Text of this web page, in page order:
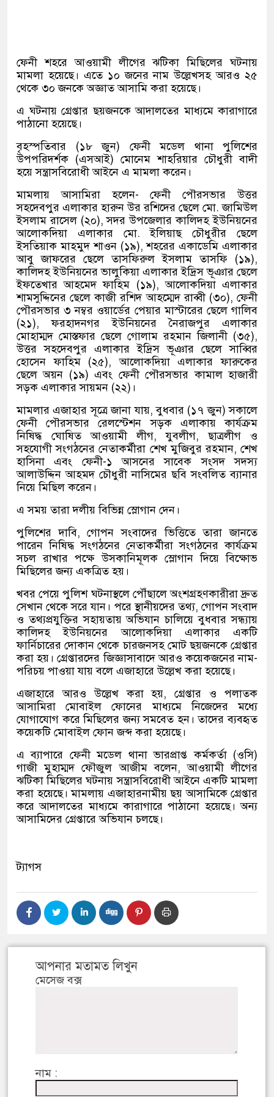
ফেনী শহরে আওয়ামী লীগের ঝটিকা মিছিলের ঘটনায়
মামলা হয়েছে। এতে ১০ জনের নাম উল্লেখসহ আরও ২৫
থেকে ৩০ জনকে অজ্ঞাত আসামি করা হয়েছে।
এ ঘটনায় গ্রেপ্তার ছয়জনকে আদালতের মাধ্যমে কারাগারে
পাঠানো হয়েছে।
বৃহস্পতিবার (১৮ জুন) ফেনী মডেল থানা পুলিশের
উপপরিদর্শক (এসআই) মোনেম শাহরিয়ার চৌধুরী বাদী
হয়ে সন্ত্রাসবিরোধী আইনে এ মামলা করেন।
মামলায় আসামিরা হলেন- ফেনী পৌরসভার উত্তর
সহদেবপুর এলাকার হারুন উর রশিদের ছেলে মো. জামিউল
ইসলাম রাসেল (২০), সদর উপজেলার কালিদহ ইউনিয়নের
আলোকদিয়া এলাকার মো. ইলিয়াছ চৌধুরীর ছেলে
ইসতিয়াক মাহমুদ শাওন (১৯), শহরের একাডেমি এলাকার
আবু জাফরের ছেলে তাসফিরুল ইসলাম তাসফি (১৯),
কালিদহ ইউনিয়নের ভালুকিয়া এলাকার ইদ্রিস ভূঞার ছেলে
ইফতেখার আহমেদ ফাহিম (১৯), আলোকদিয়া এলাকার
শামসুদ্দিনের ছেলে কাজী রশিদ আহম্মেদ রাব্বী (৩০), ফেনী
পৌরসভার ৩ নম্বর ওয়ার্ডের পেয়ার মাস্টারের ছেলে গালিব
(২১), ফরহাদনগর ইউনিয়নের নৈরাজপুর এলাকার
মোহাম্মদ মোস্তফার ছেলে গোলাম রহমান জিলানী (৩৫),
উত্তর সহদেবপুর এলাকার ইদ্রিস ভূঞার ছেলে সাব্বির
হোসেন ফাহিম (২৫), আলোকদিয়া এলাকার ফারুকের
ছেলে অয়ন (১৯) এবং ফেনী পৌরসভার কামাল হাজারী
সড়ক এলাকার সায়মন (২২)।
মামলার এজাহার সূত্রে জানা যায়, বুধবার (১৭ জুন) সকালে
ফেনী পৌরসভার রেলস্টেশন সড়ক এলাকায় কার্যক্রম
নিষিদ্ধ ঘোষিত আওয়ামী লীগ, যুবলীগ, ছাত্রলীগ ও
সহযোগী সংগঠনের নেতাকর্মীরা শেখ মুজিবুর রহমান, শেখ
হাসিনা এবং ফেনী-১ আসনের সাবেক সংসদ সদস্য
আলাউদ্দিন আহমদ চৌধুরী নাসিমের ছবি সংবলিত ব্যানার
নিয়ে মিছিল করেন।
এ সময় তারা দলীয় বিভিন্ন স্লোগান দেন।
পুলিশের দাবি, গোপন সংবাদের ভিত্তিতে তারা জানতে
পারেন নিষিদ্ধ সংগঠনের নেতাকর্মীরা সংগঠনের কার্যক্রম
সচল রাখার পক্ষে উসকানিমূলক স্লোগান দিয়ে বিক্ষোভ
মিছিলের জন্য একত্রিত হয়।
খবর পেয়ে পুলিশ ঘটনাস্থলে পৌঁছালে অংশগ্রহণকারীরা দ্রুত
সেখান থেকে সরে যান। পরে স্থানীয়দের তথ্য, গোপন সংবাদ
ও তথ্যপ্রযুক্তির সহায়তায় অভিযান চালিয়ে বুধবার সন্ধ্যায়
কালিদহ ইউনিয়নের আলোকদিয়া এলাকার একটি
ফার্নিচারের দোকান থেকে চারজনসহ মোট ছয়জনকে গ্রেপ্তার
করা হয়। গ্রেপ্তারদের জিজ্ঞাসাবাদে আরও কয়েকজনের নাম-
পরিচয় পাওয়া যায় বলে এজাহারে উল্লেখ করা হয়েছে।
এজাহারে আরও উল্লেখ করা হয়, গ্রেপ্তার ও পলাতক
আসামিরা মোবাইল ফোনের মাধ্যমে নিজেদের মধ্যে
যোগাযোগ করে মিছিলের জন্য সমবেত হন। তাদের ব্যবহৃত
কয়েকটি মোবাইল ফোন জব্দ করা হয়েছে।
এ ব্যাপারে ফেনী মডেল থানা ভারপ্রাপ্ত কর্মকর্তা (ওসি)
গাজী মুহাম্মদ ফৌজুল আজীম বলেন, আওয়ামী লীগের
ঝটিকা মিছিলের ঘটনায় সন্ত্রাসবিরোধী আইনে একটি মামলা
করা হয়েছে। মামলায় এজাহারনামীয় ছয় আসামিকে গ্রেপ্তার
করে আদালতের মাধ্যমে কারাগারে পাঠানো হয়েছে। অন্য
আসামিদের গ্রেপ্তারে অভিযান চলছে।
ট্যাগস
আপনার মতামত লিখুন
মেসেজ বক্স
নাম :